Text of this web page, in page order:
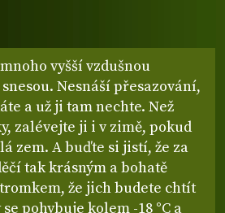
vyšší vzdušnou
Nesnáší přesazování,
a už ji tam nechte. Než
zalévejte ji i v zimě, pokud
zem. A buďte si jistí, že za
tak krásným a bohatě
že jich budete chtít
pohybuje kolem -18 °C a